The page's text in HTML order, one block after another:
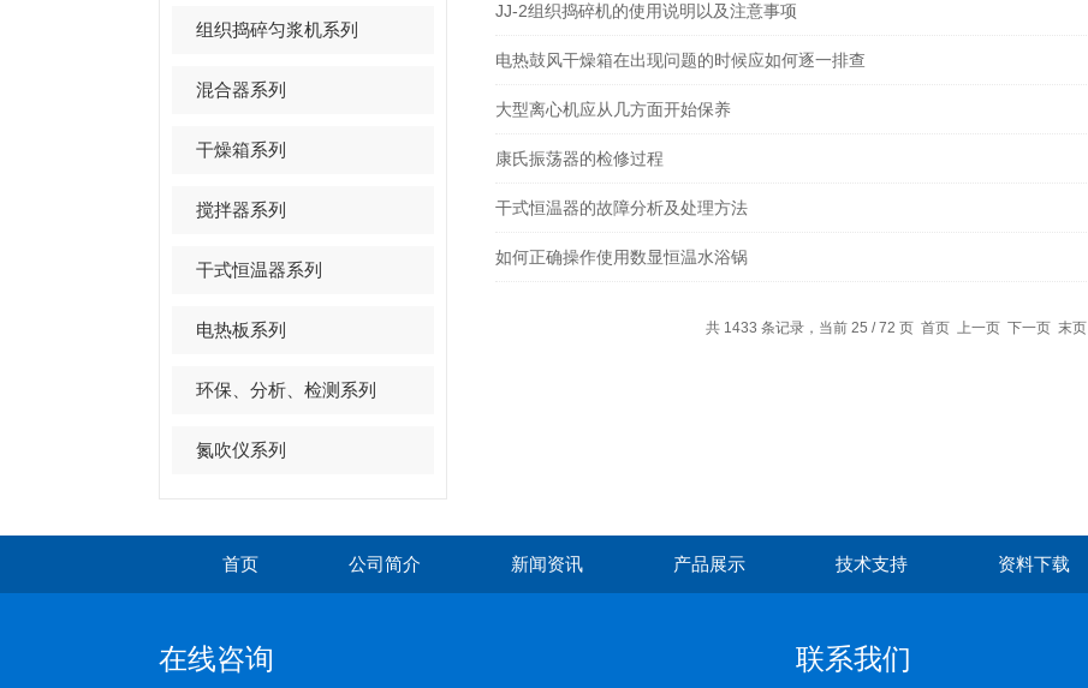
组织捣碎匀浆机系列
混合器系列
干燥箱系列
搅拌器系列
干式恒温器系列
电热板系列
环保、分析、检测系列
氮吹仪系列
JJ-2组织捣碎机的使用说明以及注意事项
电热鼓风干燥箱在出现问题的时候应如何逐一排查
大型离心机应从几方面开始保养
康氏振荡器的检修过程
干式恒温器的故障分析及处理方法
如何正确操作使用数显恒温水浴锅
共 1433 条记录，当前 25 / 72 页 首页 上一页 下一页 末页
首页 公司简介 新闻资讯 产品展示 技术支持 资料下载
在线咨询 联系我们